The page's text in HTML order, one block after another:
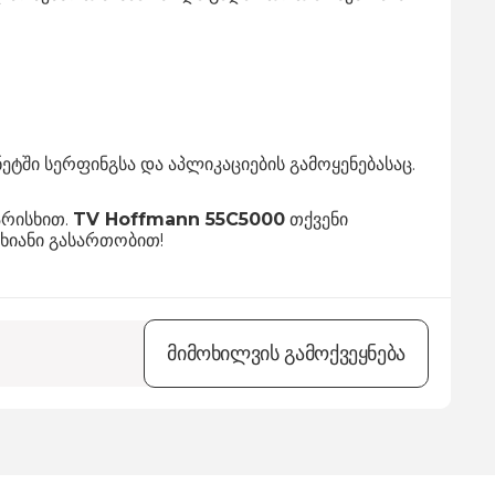
სერფინგსა და აპლიკაციების გამოყენებასაც.
TV Hoffmann 55C5000 თქვენი
გასართობით!
მიმოხილვის გამოქვეყნება